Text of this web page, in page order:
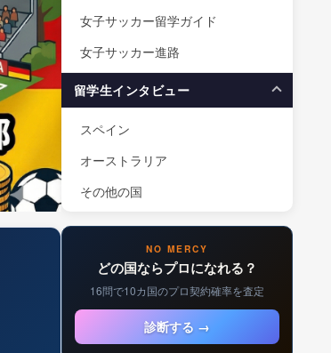
女子サッカー留学ガイド
女子サッカー進路
留学生インタビュー
スペイン
オーストラリア
その他の国
NO MERCY
どの国ならプロになれる？
16問で10カ国のプロ契約確率を査定
診断する →